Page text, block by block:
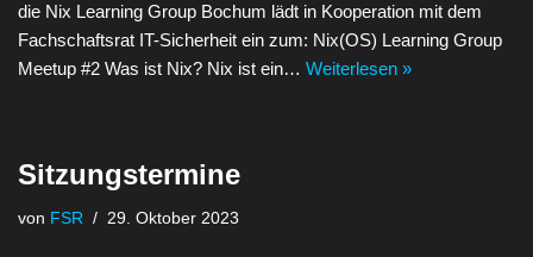
die Nix Learning Group Bochum lädt in Kooperation mit dem
Fachschaftsrat IT-Sicherheit ein zum: Nix(OS) Learning Group
Meetup #2 Was ist Nix? Nix ist ein… Weiterlesen »
Sitzungstermine
von FSR 29. Oktober 2023